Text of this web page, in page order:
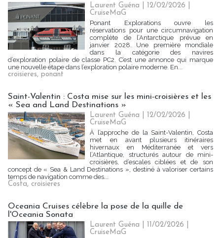
Laurent Guéna | 12/02/2026
CruiseMaG
Ponant Explorations ouvre les
réservations pour une circumnavigation
complète de l’Antarctique prévue en
janvier 2028. Une première mondiale
dans la catégorie des navires
d’exploration polaire de classe PC2. C’est une annonce qui marque
une nouvelle étape dans l’exploration polaire moderne. En...
croisieres, ponant
Saint-Valentin : Costa mise sur les mini-croisières et les
« Sea and Land Destinations »
Laurent Guéna | 12/02/2026
CruiseMaG
À l’approche de la Saint-Valentin, Costa
met en avant plusieurs itinéraires
hivernaux en Méditerranée et vers
l’Atlantique, structurés autour de mini-
croisières, d’escales ciblées et de son
concept de « Sea & Land Destinations », destiné à valoriser certains
temps de navigation comme des...
Costa, croisieres
Oceania Cruises célèbre la pose de la quille de
l'Oceania Sonata
Laurent Guéna | 11/02/2026
CruiseMaG